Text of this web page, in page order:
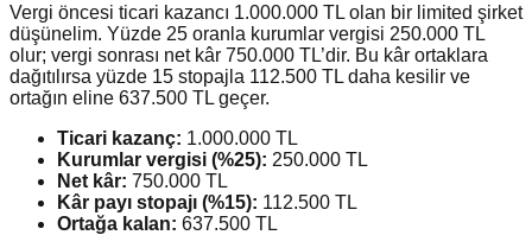
Vergi öncesi ticari kazancı 1.000.000 TL olan bir limited şirket
düşünelim. Yüzde 25 oranla kurumlar vergisi 250.000 TL
olur; vergi sonrası net kâr 750.000 TL’dir. Bu kâr ortaklara
dağıtılırsa yüzde 15 stopajla 112.500 TL daha kesilir ve
ortağın eline 637.500 TL geçer.
Ticari kazanç: 1.000.000 TL
Kurumlar vergisi (%25): 250.000 TL
Net kâr: 750.000 TL
Kâr payı stopajı (%15): 112.500 TL
Ortağa kalan: 637.500 TL